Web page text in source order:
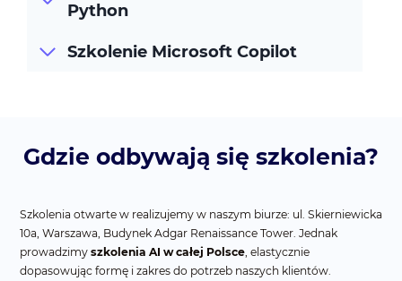
Python
Szkolenie Microsoft Copilot
Gdzie odbywają się szkolenia?
Szkolenia otwarte w realizujemy w naszym biurze: ul. Skierniewicka
10a, Warszawa, Budynek Adgar Renaissance Tower. Jednak
prowadzimy szkolenia AI w całej Polsce, elastycznie
dopasowując formę i zakres do potrzeb naszych klientów.